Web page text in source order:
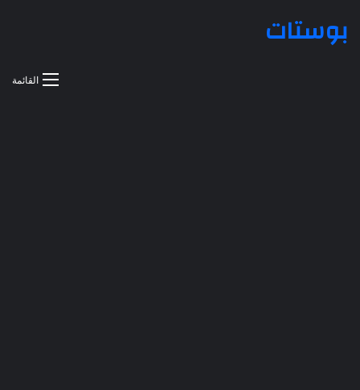
القائمة
بوستات